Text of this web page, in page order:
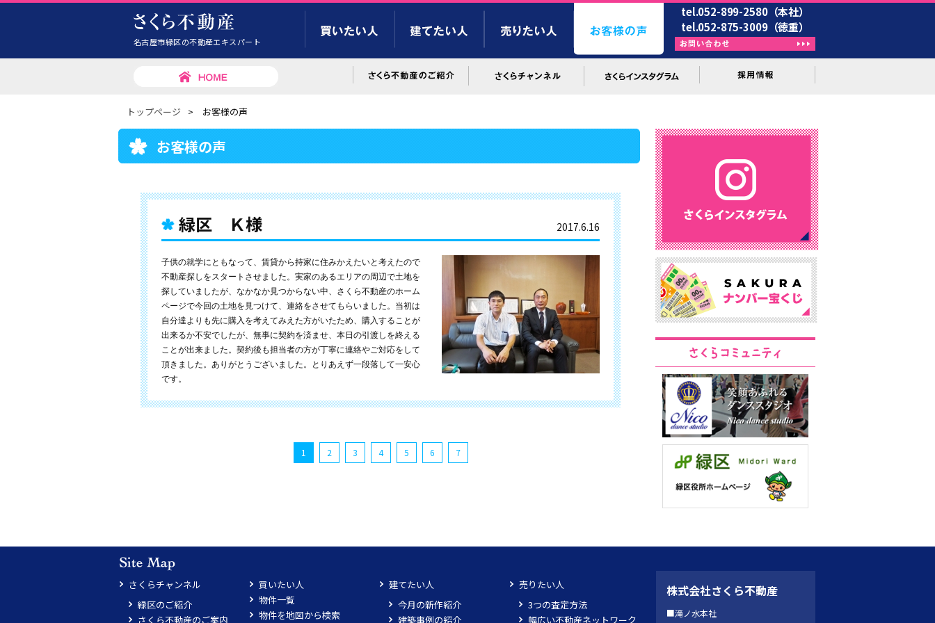
名古屋市緑区の不動産エキスパート
tel.052-899-2580（本社）
tel.052-875-3009（徳重）
トップページ > お客様の声
お客様の声
2017.6.16
緑区 Ｋ様
子供の就学にともなって、賃貸から持家に住みかえたいと考えたので
不動産探しをスタートさせました。実家のあるエリアの周辺で土地を
探していましたが、なかなか見つからない中、さくら不動産のホーム
ページで今回の土地を見つけて、連絡をさせてもらいました。当初は
自分達よりも先に購入を考えてみえた方がいたため、購入することが
出来るか不安でしたが、無事に契約を済ませ、本日の引渡しを終える
ことが出来ました。契約後も担当者の方が丁寧に連絡やご対応をして
頂きました。ありがとうございました。とりあえず一段落して一安心
です。
1 2 3 4 5 6 7
さくらチャンネル
緑区のご紹介
さくら不動産のご案内
買いたい人
物件一覧
物件を地図から検索
建てたい人
今月の新作紹介
建築事例の紹介
売りたい人
3つの査定方法
幅広い不動産ネットワーク
株式会社さくら不動産
■滝ノ水本社